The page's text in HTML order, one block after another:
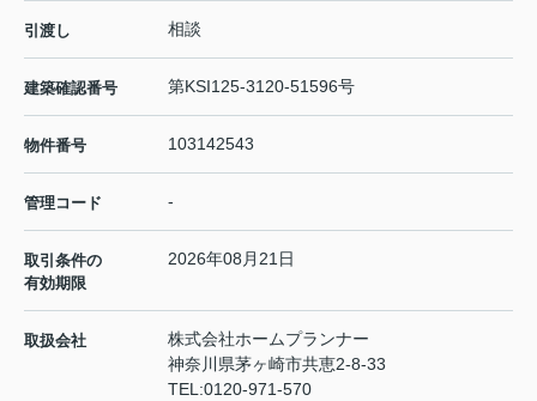
引渡し 相談
建築確認番号 第KSI125-3120-51596号
物件番号 103142543
管理コード -
取引条件の
有効期限
2026年08月21日
取扱会社
株式会社ホームプランナー
神奈川県茅ヶ崎市共恵2-8-33
TEL:0120-971-570